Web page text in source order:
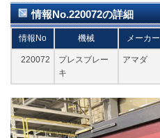
情報No.220072の詳細
情報No 機械 メーカー
220072
プレスブレー
キ
アマダ